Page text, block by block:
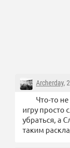
Archerday,
Что-то
игру просто
убраться, а
таким